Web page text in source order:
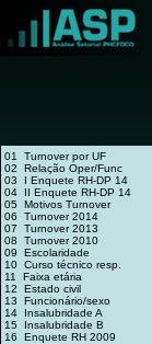
01 Turnover por UF
02 Relação Oper/Func
03 I Enquete RH-DP 14
04 II Enquete RH-DP 14
05 Motivos Turnover
06 Turnover 2014
07 Turnover 2013
08 Turnover 2010
09 Escolaridade
10 Curso técnico resp.
11 Faixa etária
12 Estado civil
13 Funcionário/sexo
14 Insalubridade A
15 Insalubridade B
16 Enquete RH 2009